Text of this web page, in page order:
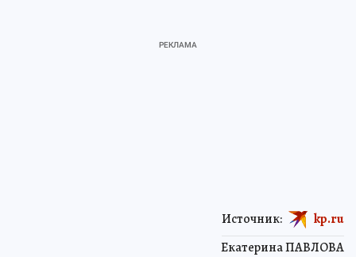
Екатерина ПАВЛОВА
Источник: kp.ru